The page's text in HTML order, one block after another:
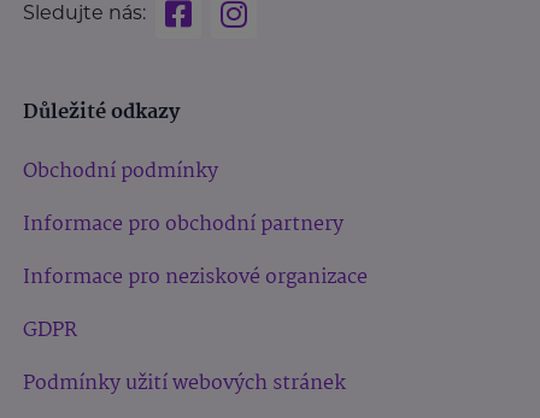
Sledujte nás:
Důležité odkazy
Obchodní podmínky
Informace pro obchodní partnery
Informace pro neziskové organizace
GDPR
Podmínky užití webových stránek